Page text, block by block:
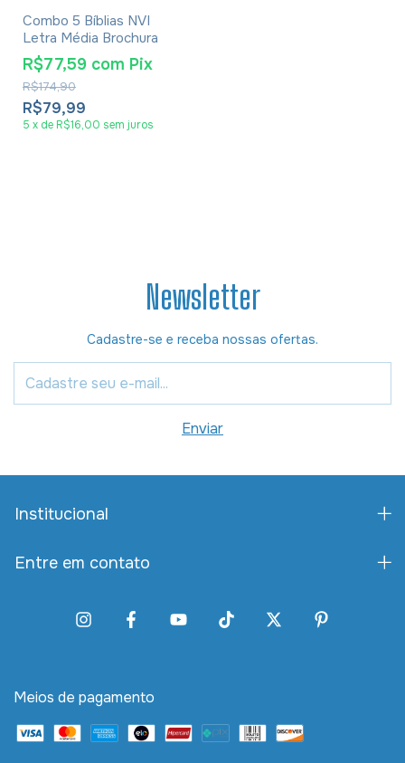
Combo 5 Bíblias NVI
Letra Média Brochura
R$79,99
R$174,90
R$77,59 com Pix
5 x de R$16,00 sem juros
Newsletter
Cadastre-se e receba nossas ofertas.
Institucional
Entre em contato
Meios de pagamento